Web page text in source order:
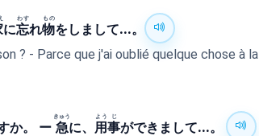
に忘
わす
れ物
もの
をしまして...。
? - Parce que j'ai oublié quelque chose à la
か。 ー 急
きゅう
に、 用
よう
事
じ
ができまして...。